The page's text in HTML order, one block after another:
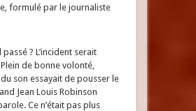
formulé par le journaliste
passé ? L’incident serait
de bonne volonté,
du son essayait de pousser le
Jean Louis Robinson
Ce n’était pas plus